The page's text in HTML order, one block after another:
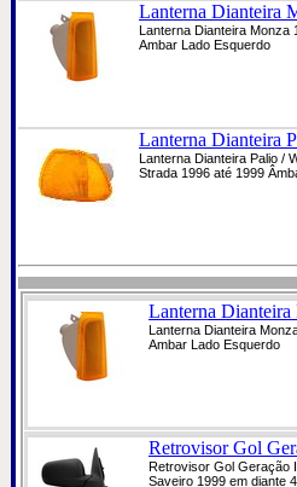
Lanterna Dianteira
Lanterna Dianteira Monza
Ambar Lado Esquerdo
Lanterna Dianteira
Lanterna Dianteira Palio /
Strada 1996 até 1999
Lanterna Dianteira
Lanterna Dianteira
Ambar Lado Esquerdo
Retrovisor Gol
Retrovisor Gol Geração
Saveiro 1999 em diante